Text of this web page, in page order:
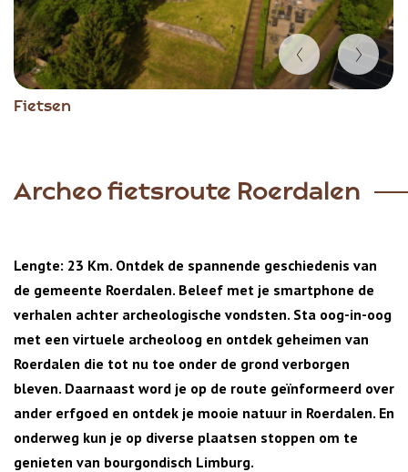
Fietsen
Item
Archeo fietsroute Roerdalen
Lengte: 23 Km. Ontdek de spannende geschiedenis van
de gemeente Roerdalen. Beleef met je smartphone de
verhalen achter archeologische vondsten. Sta oog-in-oog
met een virtuele archeoloog en ontdek geheimen van
Roerdalen die tot nu toe onder de grond verborgen
bleven. Daarnaast word je op de route geïnformeerd over
ander erfgoed en ontdek je mooie natuur in Roerdalen. En
onderweg kun je op diverse plaatsen stoppen om te
genieten van bourgondisch Limburg.